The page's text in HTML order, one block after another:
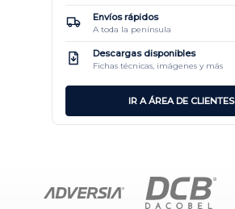
Envíos rápidos
A toda la península
Descargas disponibles
Fichas técnicas, imágenes y más
IR A ÁREA DE CLIENTES